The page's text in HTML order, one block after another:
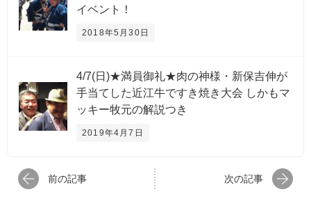
イベント！
2018年5月30日
4/7(日)★満員御礼★肉の神様・新保吉伸が
手当てした近江牛ですき焼き大会 しかもマ
ッキー牧元の解説つき
2019年4月7日
前の記事 次の記事